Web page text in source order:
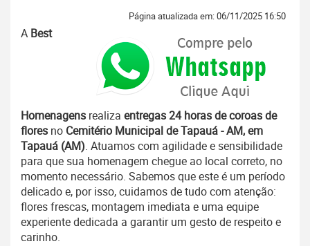
Página atualizada em: 06/11/2025 16:50
A Best
Homenagens realiza entregas 24 horas de coroas de
flores no Cemitério Municipal de Tapauá - AM, em
Tapauá (AM). Atuamos com agilidade e sensibilidade
para que sua homenagem chegue ao local correto, no
momento necessário. Sabemos que este é um período
delicado e, por isso, cuidamos de tudo com atenção:
flores frescas, montagem imediata e uma equipe
experiente dedicada a garantir um gesto de respeito e
carinho.